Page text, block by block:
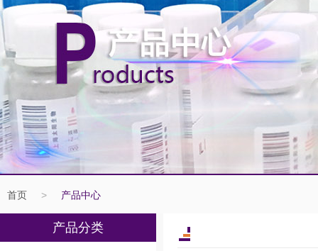
首页 > 产品中心
产品分类